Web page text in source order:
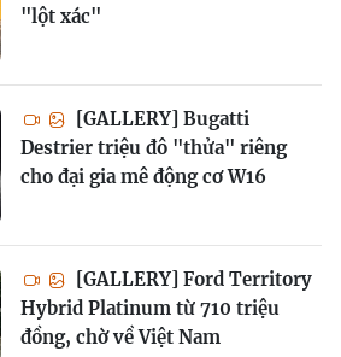
"lột xác"
[GALLERY] Bugatti
Destrier triệu đô "thửa" riêng
cho đại gia mê động cơ W16
[GALLERY] Ford Territory
Hybrid Platinum từ 710 triệu
đồng, chờ về Việt Nam